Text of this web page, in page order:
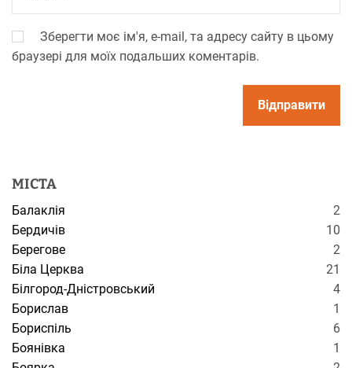
Зберегти моє ім'я, e-mail, та адресу сайту в цьому
браузері для моїх подальших коментарів.
МІСТА
Балаклія
2
Бердичів
10
Берегове
2
Біла Церква
21
Білгород-Дністровський
4
Борислав
1
Бориспіль
6
Боянівка
1